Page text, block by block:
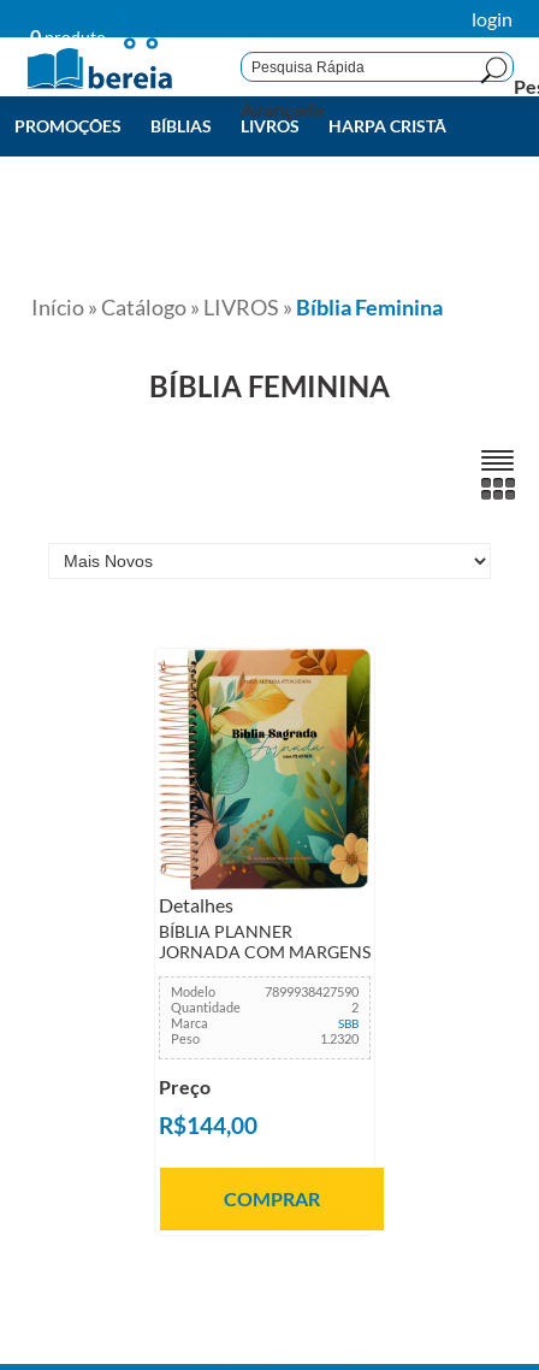
0produto
login
Avançada
PROMOÇÕES BÍBLIAS LIVROS HARPA CRISTÃ
Início»Catálogo» LIVROS » Bíblia Feminina
BÍBLIA FEMININA
BÍBLIA PLANNER
JORNADA COM MARGENS
PARA ANOTAR NAA
Modelo
7899938427590
Quantidade
2
Marca
SBB
Peso 1.2320
Preço
R$144,00
COMPRAR
Detalhes